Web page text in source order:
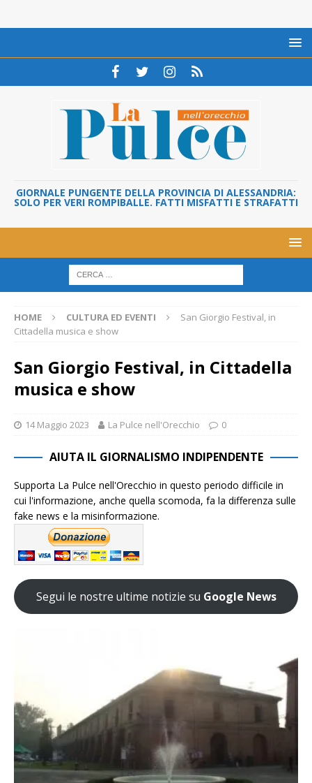
GIORNALE PUNGENTE DELLA PROVINCIA DI ALESSANDRIA:
SOLO PER VERI ROMPIBALLE. FATTI MISFATTI E STRAFATTI
HOME CULTURA ED EVENTI
San Giorgio Festival, in
Cittadella musica e show
San Giorgio Festival, in Cittadella
musica e show
14 Maggio 2023 La Pulce nell'Orecchio 0
AIUTA IL GIORNALISMO INDIPENDENTE
Supporta La Pulce nell'Orecchio in questo periodo difficile in
cui l'informazione, anche quella scomoda, fa la differenza sulle
fake news e la misinformazione.
Segui le nostre ultime notizie su Google News